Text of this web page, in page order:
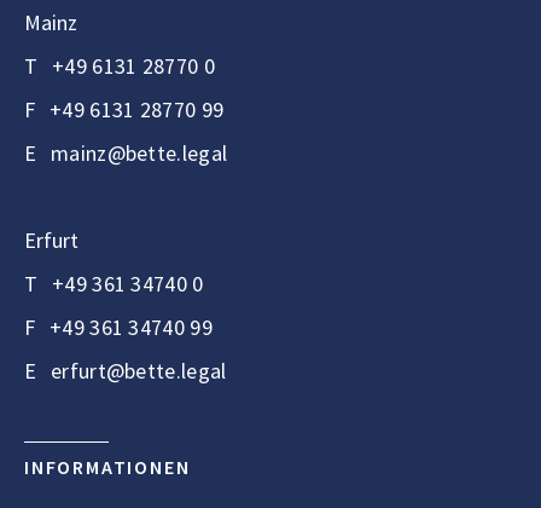
Mainz
T +49 6131 28770 0
F +49 6131 28770 99
E mainz@bette.legal
Erfurt
T +49 361 34740 0
F +49 361 34740 99
E erfurt@bette.legal
INFORMATIONEN